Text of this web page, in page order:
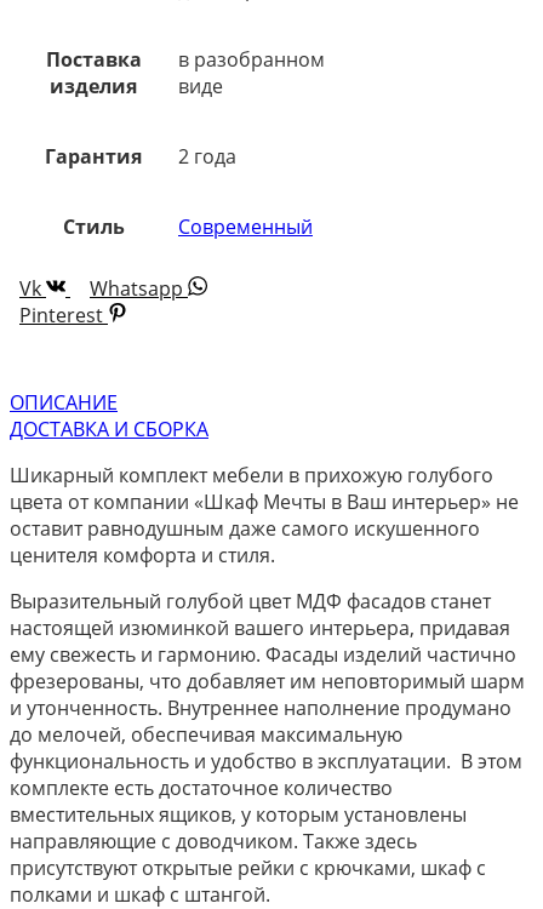
Поставка
изделия
в разобранном
виде
Гарантия 2 года
Стиль Современный
Vk
Whatsapp
Pinterest
ОПИСАНИЕ
ДОСТАВКА И СБОРКА
Шикарный комплект мебели в прихожую голубого
цвета от компании «Шкаф Мечты в Ваш интерьер» не
оставит равнодушным даже самого искушенного
ценителя комфорта и стиля.
Выразительный голубой цвет МДФ фасадов станет
настоящей изюминкой вашего интерьера, придавая
ему свежесть и гармонию. Фасады изделий частично
фрезерованы, что добавляет им неповторимый шарм
и утонченность. Внутреннее наполнение продумано
до мелочей, обеспечивая максимальную
функциональность и удобство в эксплуатации. В этом
комплекте есть достаточное количество
вместительных ящиков, у которым установлены
направляющие с доводчиком. Также здесь
присутствуют открытые рейки с крючками, шкаф с
полками и шкаф с штангой.